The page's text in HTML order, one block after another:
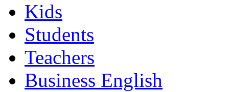
Kids
Students
Teachers
Business English